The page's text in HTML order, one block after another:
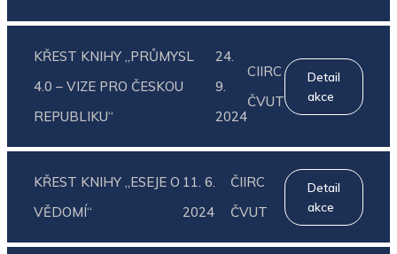
KŘEST KNIHY „PRŮMYSL
4.0 – VIZE PRO ČESKOU
REPUBLIKU“
24.
9.
2024
CIIRC
ČVUT
Detail
akce
KŘEST KNIHY „ESEJE O
VĚDOMÍ“
11. 6.
2024
ČIIRC
ČVUT
Detail
akce